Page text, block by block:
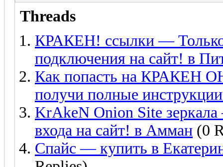
Threads
КРАКЕН! ссылки —
подключения на сайт! в
Как попасть на
получи полные
KrAkeN Onion Site
входа на сайт! в Амман (0
Спайс — купить в